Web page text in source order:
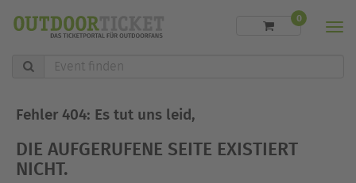
Event
finden
0
Fehler 404: Es tut uns leid,
DIE AUFGERUFENE SEITE EXISTIERT
NICHT.